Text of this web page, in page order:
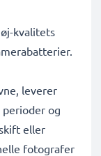
kvalitets
leverer
og
eller
fotografer